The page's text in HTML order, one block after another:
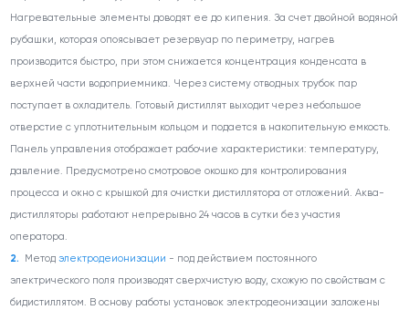
Нагревательные элементы доводят ее до кипения. За счет двойной водяной
рубашки, которая опоясывает резервуар по периметру, нагрев
производится быстро, при этом снижается концентрация конденсата в
верхней части водоприемника. Через систему отводных трубок пар
поступает в охладитель. Готовый дистиллят выходит через небольшое
отверстие с уплотнительным кольцом и подается в накопительную емкость.
Панель управления отображает рабочие характеристики: температуру,
давление. Предусмотрено смотровое окошко для контролирования
процесса и окно с крышкой для очистки дистиллятора от отложений. Аква-
дистилляторы работают непрерывно 24 часов в сутки без участия
оператора.
Метод электродеионизации - под действием постоянного
электрического поля производят сверхчистую воду, схожую по свойствам с
бидистиллятом. В основу работы установок электродеонизации заложены